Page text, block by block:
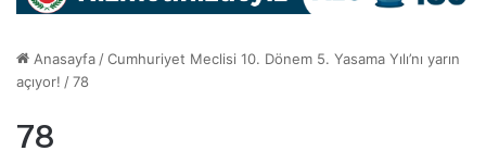
Anasayfa /Cumhuriyet Meclisi 10. Dönem 5. Yasama Yılı’nı yarın
açıyor! /78
78